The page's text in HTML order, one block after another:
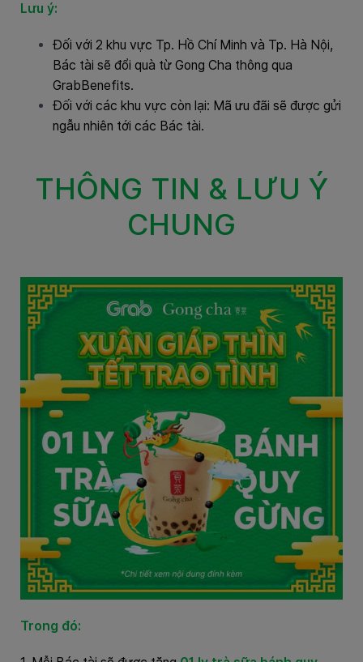
Lưu ý:
Đối với 2 khu vực Tp. Hồ Chí Minh và Tp. Hà Nội,
Bác tài sẽ đổi quà từ Gong Cha thông qua
GrabBenefits.
Đối với các khu vực còn lại: Mã ưu đãi sẽ được gửi
ngẫu nhiên tới các Bác tài.
THÔNG TIN & LƯU Ý
CHUNG
Trong đó: